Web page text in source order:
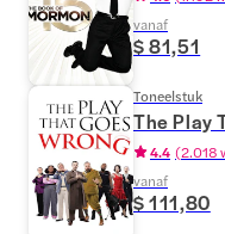
vanaf
$ 81,51
Toneelstuk
The Play
4.4 (2.018
vanaf
$ 111,80